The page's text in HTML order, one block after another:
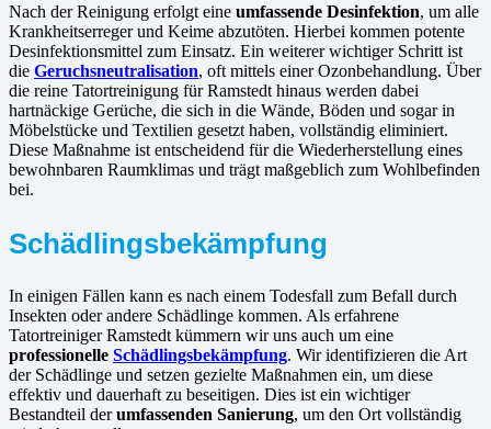
Nach der Reinigung erfolgt eine umfassende Desinfektion, um alle
Krankheitserreger und Keime abzutöten. Hierbei kommen potente
Desinfektionsmittel zum Einsatz. Ein weiterer wichtiger Schritt ist
die Geruchsneutralisation, oft mittels einer Ozonbehandlung. Über
die reine Tatortreinigung für Ramstedt hinaus werden dabei
hartnäckige Gerüche, die sich in die Wände, Böden und sogar in
Möbelstücke und Textilien gesetzt haben, vollständig eliminiert.
Diese Maßnahme ist entscheidend für die Wiederherstellung eines
bewohnbaren Raumklimas und trägt maßgeblich zum Wohlbefinden
bei.
Schädlingsbekämpfung
In einigen Fällen kann es nach einem Todesfall zum Befall durch
Insekten oder andere Schädlinge kommen. Als erfahrene
Tatortreiniger Ramstedt kümmern wir uns auch um eine
professionelle Schädlingsbekämpfung. Wir identifizieren die Art
der Schädlinge und setzen gezielte Maßnahmen ein, um diese
effektiv und dauerhaft zu beseitigen. Dies ist ein wichtiger
Bestandteil derumfassenden Sanierung, um den Ort vollständig